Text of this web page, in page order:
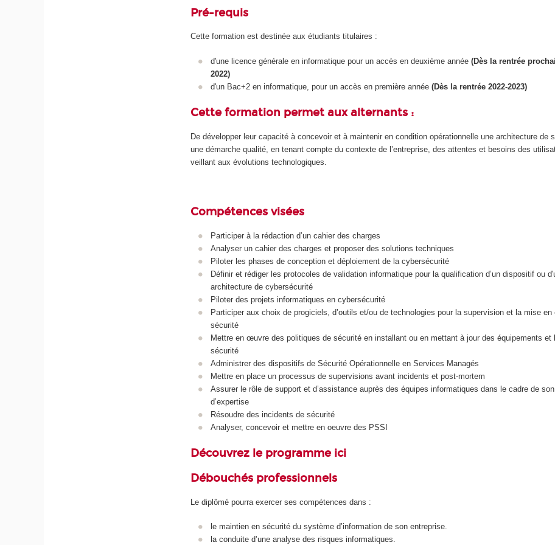
Pré-requis
Cette formation est destinée aux étudiants titulaires :
d'une licence générale en informatique pour un accès en deuxième année (Dès la rentrée
2022)
d'un Bac+2 en informatique, pour un accès en première année (Dès la rentrée 2022-2023)
Cette formation permet aux alternants :
De développer leur capacité à concevoir et à maintenir en condition opérationnelle une architecture de
une démarche qualité, en tenant compte du contexte de l’entreprise, des attentes et besoins des
veillant aux évolutions technologiques.
Compétences visées
Participer à la rédaction d’un cahier des charges
Analyser un cahier des charges et proposer des solutions techniques
Piloter les phases de conception et déploiement de la cybersécurité
Définir et rédiger les protocoles de validation informatique pour la qualification d’un dispositif ou
architecture de cybersécurité
Piloter des projets informatiques en cybersécurité
Participer aux choix de progiciels, d’outils et/ou de technologies pour la supervision et la mise en
sécurité
Mettre en œuvre des politiques de sécurité en installant ou en mettant à jour des équipements et
sécurité
Administrer des dispositifs de Sécurité Opérationnelle en Services Managés
Mettre en place un processus de supervisions avant incidents et post-mortem
Assurer le rôle de support et d’assistance auprès des équipes informatiques dans le cadre de
d’expertise
Résoudre des incidents de sécurité
Analyser, concevoir et mettre en oeuvre des PSSI
Découvrez le programme ici
Débouchés professionnels
Le diplômé pourra exercer ses compétences dans :
le maintien en sécurité du système d’information de son entreprise.
la conduite d’une analyse des risques informatiques.